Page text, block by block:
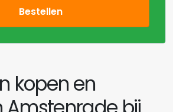
Bestellen
kopen en